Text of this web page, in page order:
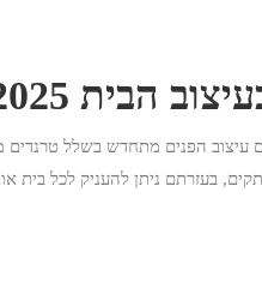
הבית 2025
ועולם עיצוב הפנים מתחדש בשלל
בעזרתם ניתן להעניק לכל